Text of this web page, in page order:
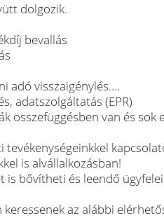
dolgozik.
bevallás
adó visszaigénylés….
adatszolgáltatás (EPR)
összefüggésben van és sok
is alvállalkozásban!
is bővítheti és leendő
az alábbi